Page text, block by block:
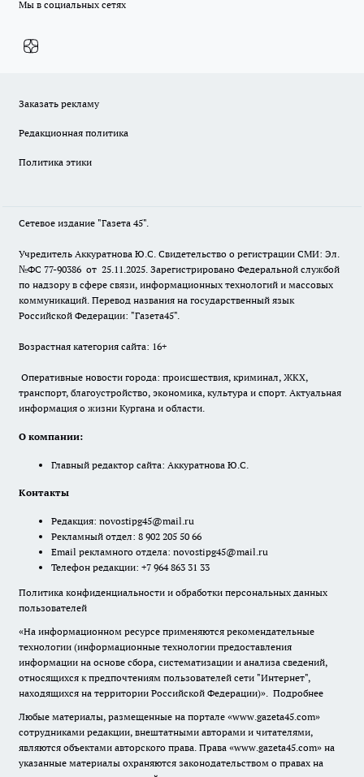
Мы в социальных сетях
Заказать рекламу
Редакционная политика
Политика этики
Сетевое издание "Газета 45".
Учредитель Аккуратнова Ю.С. Свидетельство о регистрации СМИ: Эл.
№ФС 77-90386 от 25.11.2025. Зарегистрировано Федеральной службой
по надзору в сфере связи, информационных технологий и массовых
коммуникаций. Перевод названия на государственный язык
Российской Федерации: "Газета45".
Возрастная категория сайта: 16+
Оперативные новости города: происшествия, криминал, ЖКХ,
транспорт, благоустройство, экономика, культура и спорт. Актуальная
информация о жизни Кургана и области.
О компании:
Главный редактор сайта: Аккуратнова Ю.С.
Контакты
Редакция: novostipg45@mail.ru
Рекламный отдел: 8 902 205 50 66
Email рекламного отдела: novostipg45@mail.ru
Телефон редакции: +7 964 863 31 33
Политика конфиденциальности и обработки персональных данных
пользователей
«На информационном ресурсе применяются рекомендательные
технологии (информационные технологии предоставления
информации на основе сбора, систематизации и анализа сведений,
относящихся к предпочтениям пользователей сети "Интернет",
находящихся на территории Российской Федерации)». Подробнее
Любые материалы, размещенные на портале «www.gazeta45.com»
сотрудниками редакции, внештатными авторами и читателями,
являются объектами авторского права. Права «www.gazeta45.com» на
указанные материалы охраняются законодательством о правах на